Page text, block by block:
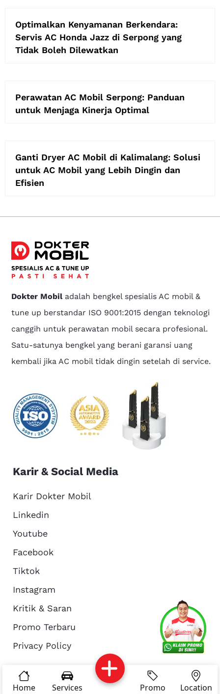
About Us
Reservasi Article
Home Services Promo Location
Optimalkan Kenyamanan Berkendara:
Servis AC Honda Jazz di Serpong yang
Tidak Boleh Dilewatkan
Perawatan AC Mobil Serpong: Panduan
untuk Menjaga Kinerja Optimal
Ganti Dryer AC Mobil di Kalimalang: Solusi
untuk AC Mobil yang Lebih Dingin dan
Efisien
Dokter Mobiladalah bengkel spesialis AC mobil &
tune up berstandar ISO 9001:2015 dengan teknologi
canggih untuk perawatan mobil secara profesional.
Satu-satunya bengkel yang berani garansi uang
kembali jika AC mobil tidak dingin setelah di service.
Karir & Social Media
Karir Dokter Mobil
Linkedin
Youtube
Facebook
Tiktok
Instagram
Kritik & Saran
Promo Terbaru
Privacy Policy
© Copyright 2026 - Dokter Mobil Indonesia